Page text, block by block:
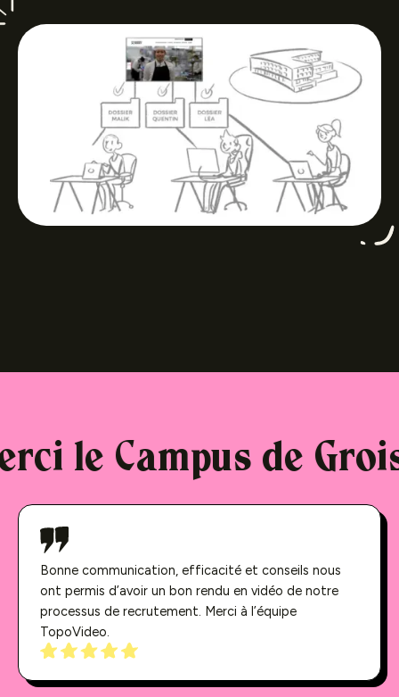
le Campus de
Bonne communication, efficacité et conseils nous
ont permis d’avoir un bon rendu en vidéo de notre
processus de recrutement. Merci à l’équipe
TopoVideo.